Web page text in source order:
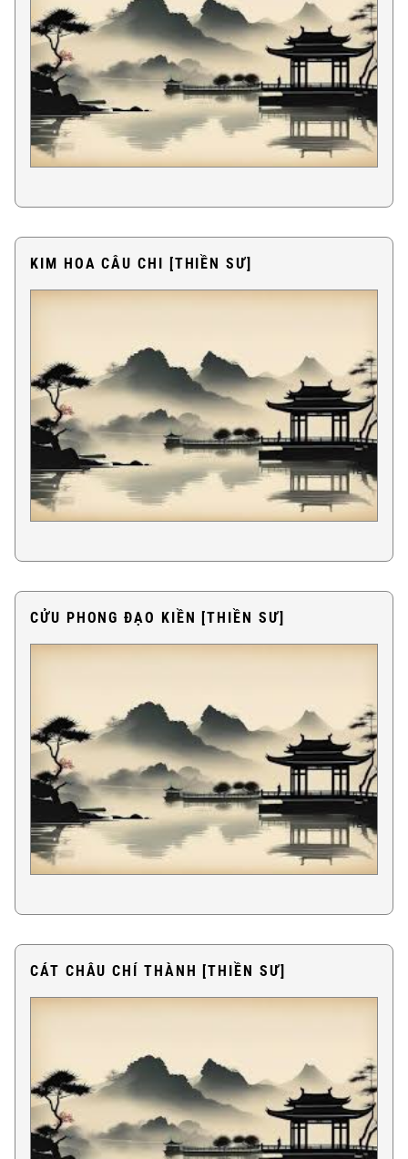
KIM HOA CÂU CHI [THIỀN SƯ]
CỬU PHONG ÐẠO KIỀN [THIỀN SƯ]
CÁT CHÂU CHÍ THÀNH [THIỀN SƯ]